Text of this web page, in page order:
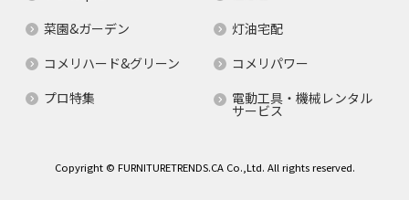
菜園&ガーデン
灯油宅配
コメリハード&グリーン
コメリパワー
プロ特集
電動工具・機械レンタル
サービス
Copyright © FURNITURETRENDS.CA Co.,Ltd. All rights reserved.